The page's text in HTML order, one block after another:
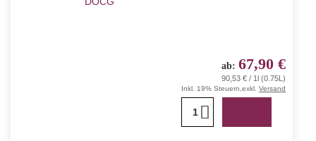
ab 67,90 €
90,53 € / 1l (0.75L)
Inkl. 19% Steuern exkl. Versand
1